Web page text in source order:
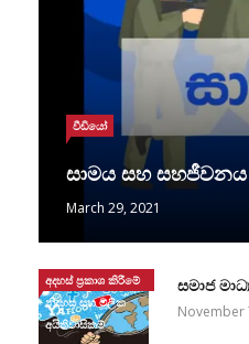
වීඩියෝ
සාමය සහ
March 29, 2021
අදහස් ප්‍රකාශ කිරීමේ
නිදහස සහ මූලික
අයිතිවාසිකම්
සමාජ
November